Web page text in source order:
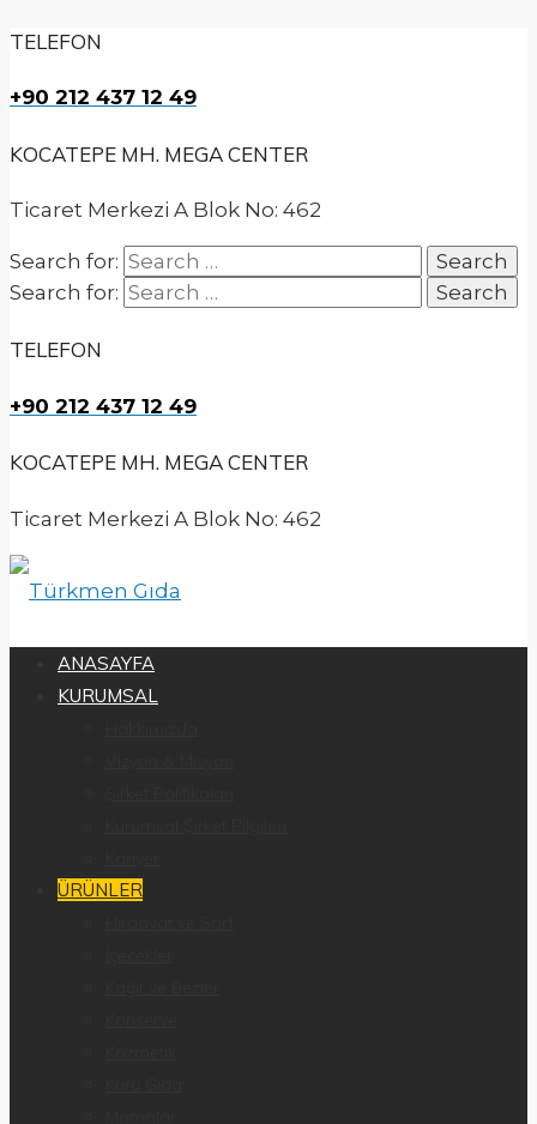
TELEFON
+90 212 437 12 49
KOCATEPE MH. MEGA CENTER
Ticaret Merkezi A Blok No: 462
Search for:
Search for:
TELEFON
+90 212 437 12 49
KOCATEPE MH. MEGA CENTER
Ticaret Merkezi A Blok No: 462
ANASAYFA
KURUMSAL
ÜRÜNLER